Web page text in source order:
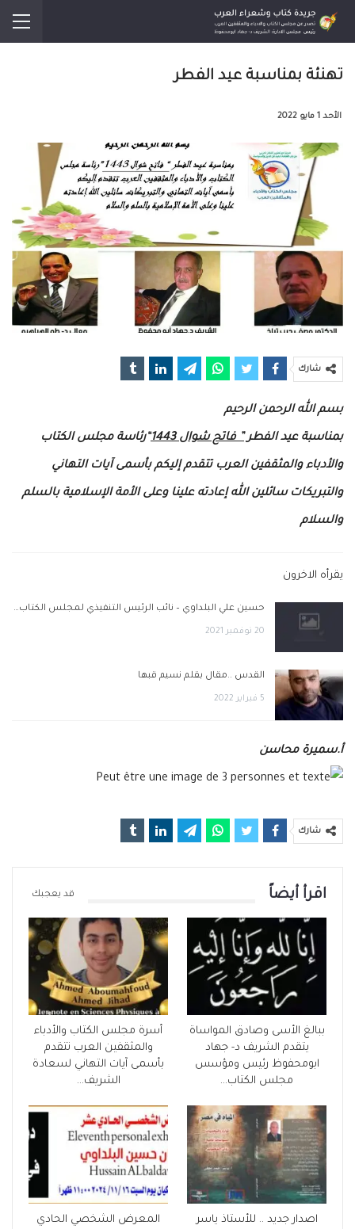
تهنئة بمناسبة عيد الفطر
الأحد 1 مايو 2022
شارك
بسم الله الرحمن الرحيم
بمناسبة عيد الفطر” فاتح شوال 1443 “رئاسة مجلس الكتاب
والأدباء والمثقفين العرب تتقدم إليكم بأسمى آيات التهاني
والتبريكات سائلين الله إعادته علينا وعلى الأمة الإسلامية بالسلم
والسلام
يقرأه الاخرون
حسين علي البلداوي – نائب الرئيس التنفيذي لمجلس الكتاب…
20 نوفمبر 2021
القدس ..مقال بقلم نسيم قبها
5 فبراير 2022
أ.سميرة محاسن
شارك
اقرأ أيضاً قد يعجبك
ببالغ الأسى وصادق المواساة
يتقدم الشريف د- جهاد
ابومحفوظ رئيس ومؤسس
مجلس الكتاب…
أسرة مجلس الكتاب والأدباء
والمثقفين العرب تتقدم
بأسمى آيات التهاني لسعادة
الشريف…
اصدار جديد .. للأستاذ ياسر
المعرض الشخصي الحادي